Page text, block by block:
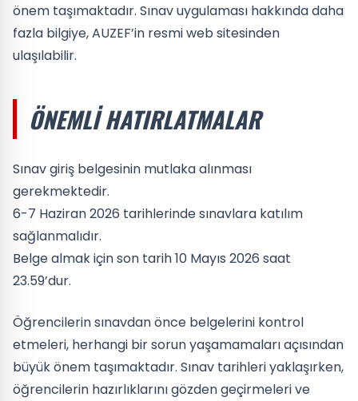
önem taşımaktadır. Sınav uygulaması hakkında daha
fazla bilgiye, AUZEF’in resmi web sitesinden
ulaşılabilir.
ÖNEMLI HATIRLATMALAR
Sınav giriş belgesinin mutlaka alınması
gerekmektedir.
6-7 Haziran 2026 tarihlerinde sınavlara katılım
sağlanmalıdır.
Belge almak için son tarih 10 Mayıs 2026 saat
23.59’dur.
Öğrencilerin sınavdan önce belgelerini kontrol
etmeleri, herhangi bir sorun yaşamamaları açısından
büyük önem taşımaktadır. Sınav tarihleri yaklaşırken,
öğrencilerin hazırlıklarını gözden geçirmeleri ve